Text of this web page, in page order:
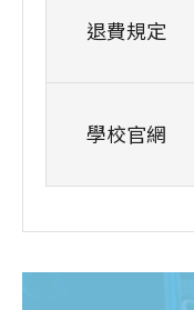
退費規定
學校官網